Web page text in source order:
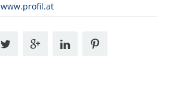
www.profil.at